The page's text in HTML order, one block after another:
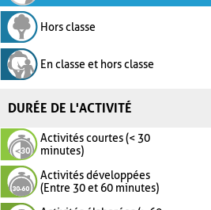
Hors classe
En classe et hors classe
DURÉE DE L'ACTIVITÉ
Activités courtes (< 30
minutes)
Activités développées
(Entre 30 et 60 minutes)